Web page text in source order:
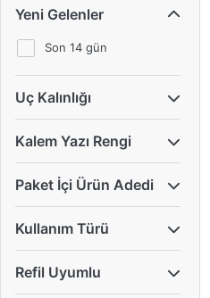
Yeni Gelenler
Son 14 gün
Uç Kalınlığı
Kalem Yazı Rengi
Paket İçi Ürün Adedi
Kullanım Türü
Refil Uyumlu